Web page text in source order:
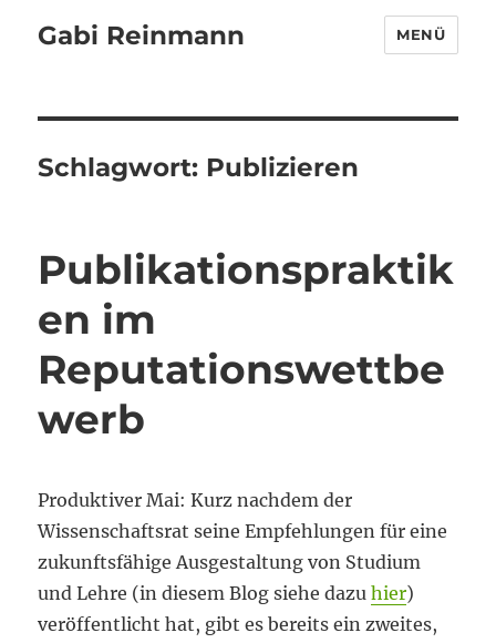
Gabi Reinmann MENÜ
Schlagwort: Publizieren
Publikationspraktik
en im
Reputationswettbe
werb
Produktiver Mai: Kurz nachdem der
Wissenschaftsrat seine Empfehlungen für eine
zukunftsfähige Ausgestaltung von Studium
und Lehre (in diesem Blog siehe dazuhier)
veröffentlicht hat, gibt es bereits ein zweites,